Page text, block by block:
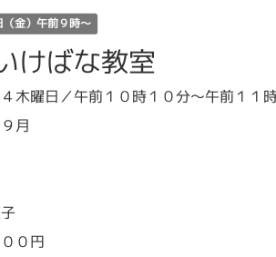
金）午前９時～
けばな教室
木曜日／午前１０時１０分～午前１１
月
０円